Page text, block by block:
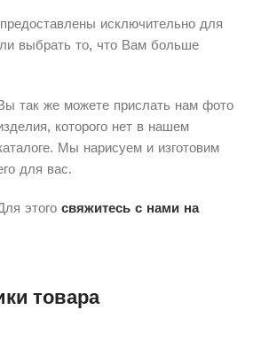
исключительно для
выбрать то, что Вам больше
так же можете прислать нам фото
которого нет в нашем
Мы нарисуем и изготовим
для вас.
этого свяжитесь с нами на
товара